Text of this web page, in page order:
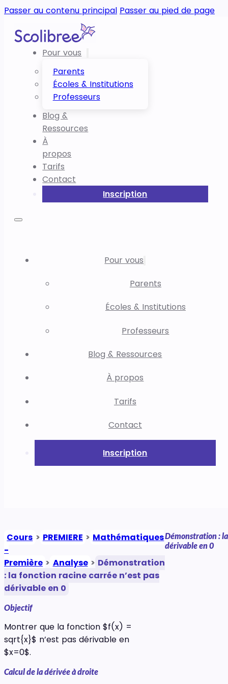
Passer au contenu principal Passer au pied de page
Pour vous
Parents
Écoles & Institutions
Professeurs
Blog &
Ressources
À
propos
Tarifs
Contact
Inscription
Pour vous
Parents
Écoles & Institutions
Professeurs
Blog & Ressources
À propos
Tarifs
Contact
Inscription
Cours > PREMIERE > Mathématiques
-
Première > Analyse > Démonstration
: la fonction racine carrée n’est pas
dérivable en 0
Démonstration :
dérivable en 0
Objectif
Montrer que la fonction $f(x) =
sqrt{x}$ n’est pas dérivable en
$x=0$.
Calcul de la dérivée à droite